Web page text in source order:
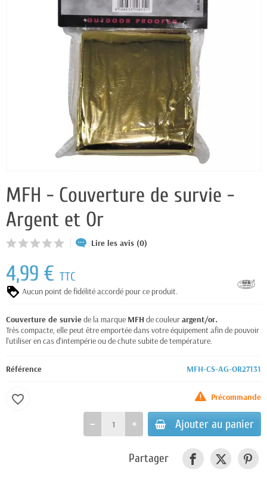
MFH - Couverture de survie -
Argent et Or
Lire les avis (0)
4,99 € TTC
Aucun point de fidélité accordé pour ce produit.
Couverture de surviede la marque MFH de couleurargent/or.
Très compacte, elle peut être emportée dans votre équipement afin de pouvoir
l'utiliser en cas d'intempérie ou de chute subite de température.
Référence MFH-CS-AG-OR27131
Précommande
Ajouter au panier
favorite_border
Partager